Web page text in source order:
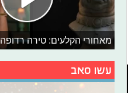
מאחורי הקלעים: טירה רדופה
עשו סאב